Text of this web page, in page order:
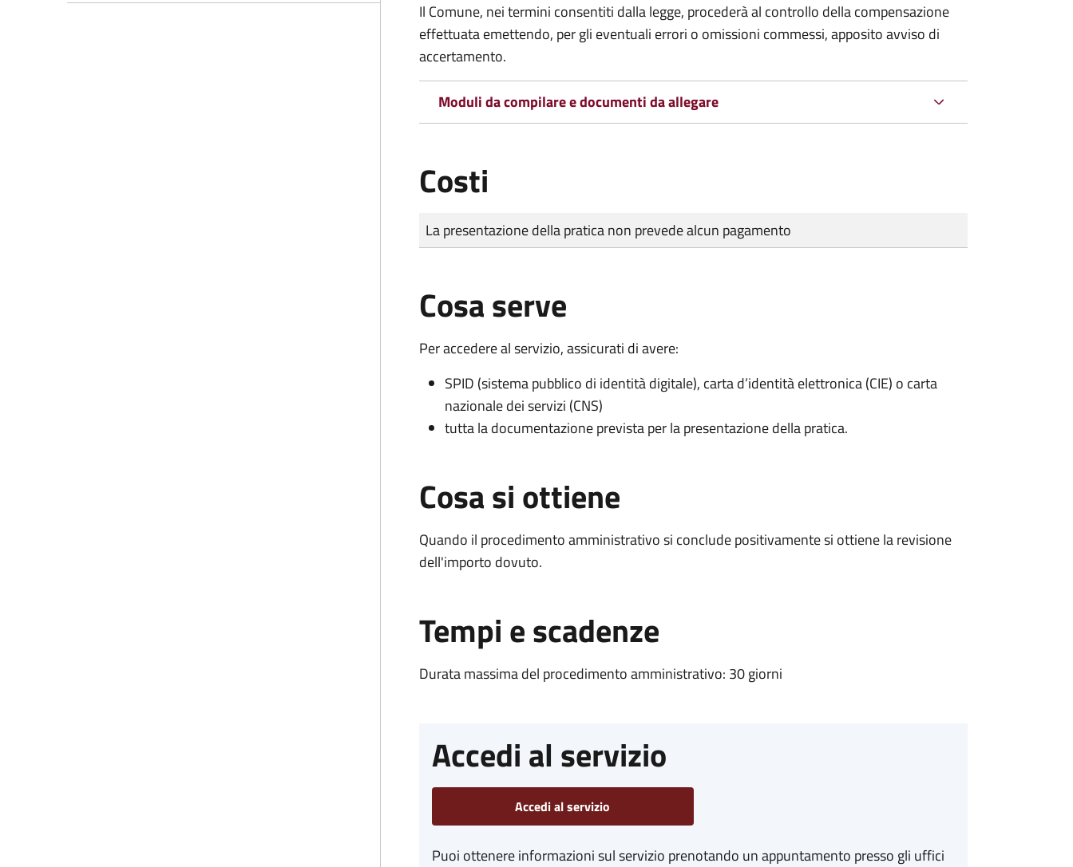
Il Comune, nei termini consentiti dalla legge, procederà al controllo della compensazione
effettuata emettendo, per gli eventuali errori o omissioni commessi, apposito avviso di
accertamento.
Moduli da compilare e documenti da allegare
Costi
Tipo di pagamento
Importo
La presentazione della pratica non prevede alcun pagamento
Cosa serve
Per accedere al servizio, assicurati di avere:
SPID (sistema pubblico di identità digitale), carta d’identità elettronica (CIE) o carta
nazionale dei servizi (CNS)
tutta la documentazione prevista per la presentazione della pratica.
Cosa si ottiene
Quando il procedimento amministrativo si conclude positivamente si ottiene la revisione
dell'importo dovuto.
Tempi e scadenze
Durata massima del procedimento amministrativo: 30 giorni
Accedi al servizio
Accedi al servizio
Puoi ottenere informazioni sul servizio prenotando un appuntamento presso gli uffici